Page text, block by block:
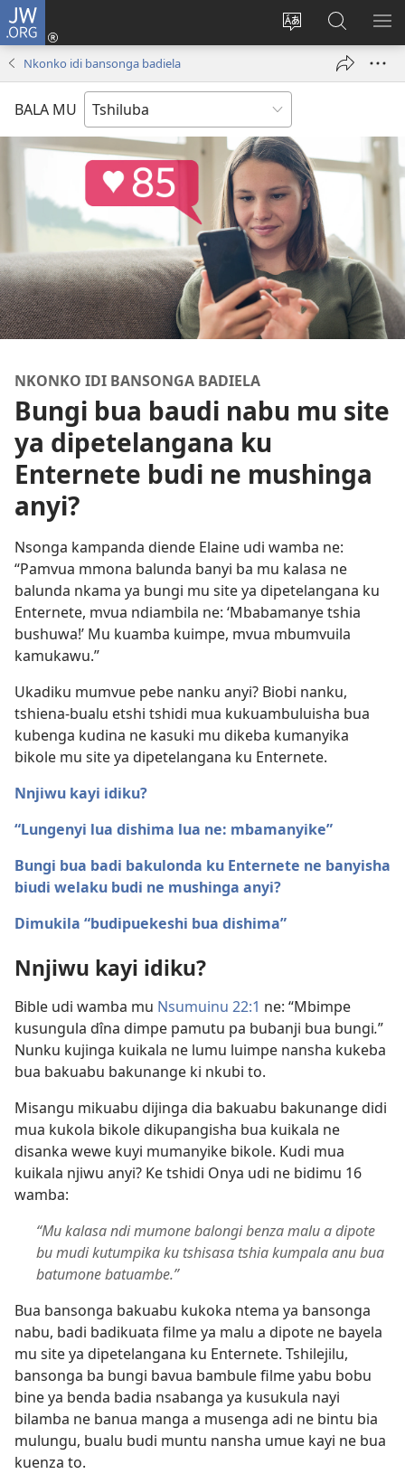
JW.ORG
Kushintulula
muakulu
site
Kubuela
(bikangulaKeba
JW.ORG
Nkonko idi bansonga badiela
BALA MU
NKONKO IDI BANSONGA BADIELA
Bungi bua baudi nabu mu site
ya dipetelangana ku
Enternete budi ne mushinga
anyi?
Nsonga kampanda diende Elaine udi wamba ne:
“Pamvua mmona balunda banyi ba mu kalasa ne
balunda nkama ya bungi mu site ya dipetelangana ku
Enternete, mvua ndiambila ne: ‘Mbabamanye tshia
bushuwa!’ Mu kuamba kuimpe, mvua mbumvuila
kamukawu.”
Ukadiku mumvue pebe nanku anyi? Biobi nanku,
tshiena-bualu etshi tshidi mua kukuambuluisha bua
kubenga kudina ne kasuki mu dikeba kumanyika
bikole mu site ya dipetelangana ku Enternete.
Nnjiwu kayi idiku?
“Lungenyi lua dishima lua ne: mbamanyike”
Bungi bua badi bakulonda ku Enternete ne banyisha
biudi welaku budi ne mushinga anyi?
Dimukila “budipuekeshi bua dishima”
Nnjiwu kayi idiku?
Bible udi wamba mu Nsumuinu 22:1 ne: “Mbimpe
kusungula dîna dimpe pamutu pa bubanji bua bungi.”
Nunku kujinga kuikala ne lumu luimpe nansha kukeba
bua bakuabu bakunange ki nkubi to.
Misangu mikuabu dijinga dia bakuabu bakunange didi
mua kukola bikole dikupangisha bua kuikala ne
disanka wewe kuyi mumanyike bikole. Kudi mua
kuikala njiwu anyi? Ke tshidi Onya udi ne bidimu 16
wamba:
“Mu kalasa ndi mumone balongi benza malu a dipote
bu mudi kutumpika ku tshisasa tshia kumpala anu bua
batumone batuambe.”
Bua bansonga bakuabu kukoka ntema ya bansonga
nabu, badi badikuata filme ya malu a dipote ne bayela
mu site ya dipetelangana ku Enternete. Tshilejilu,
bansonga ba bungi bavua bambule filme yabu bobu
bine ya benda badia nsabanga ya kusukula nayi
bilamba ne banua manga a musenga adi ne bintu bia
mulungu, bualu budi muntu nansha umue kayi ne bua
kuenza to.